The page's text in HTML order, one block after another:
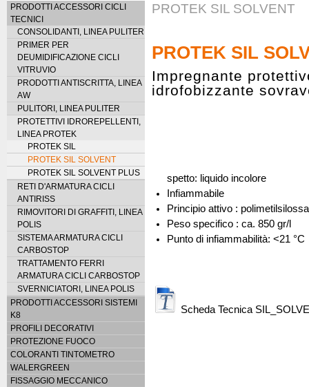
PROTEK SIL SOLVENT
PROTEK SIL
Impregnante
idrofobizzante
spetto: liquido incolore
Infiammabile
Principio attivo :
Peso specifico : ca. 850 gr/l
Punto di infiammabilità: <21 °C
Scheda Tecnica
PRODOTTI ACCESSORI CICLI
TECNICI
CONSOLIDANTI, LINEA PULITER
PRIMER PER
DEUMIDIFICAZIONE CICLI
VITRUVIO
PRODOTTI ANTISCRITTA, LINEA
AW
PULITORI, LINEA PULITER
PROTETTIVI IDROREPELLENTI,
LINEA PROTEK
PROTEK SIL
PROTEK SIL SOLVENT
PROTEK SIL SOLVENT PLUS
RETI D'ARMATURA CICLI
ANTIRISS
RIMOVITORI DI GRAFFITI, LINEA
POLIS
SISTEMA ARMATURA CICLI
CARBOSTOP
TRATTAMENTO FERRI
ARMATURA CICLI CARBOSTOP
SVERNICIATORI, LINEA POLIS
PRODOTTI ACCESSORI SISTEMI
K8
PROFILI DECORATIVI
PROTEZIONE FUOCO
COLORANTI TINTOMETRO
WALERGREEN
FISSAGGIO MECCANICO